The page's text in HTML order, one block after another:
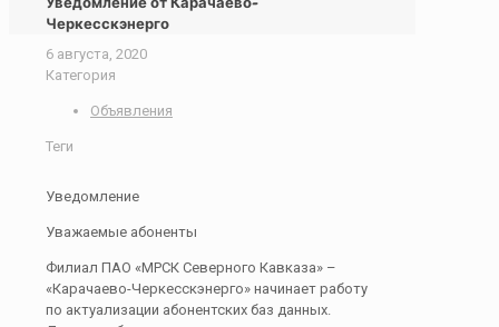
Черкесскэнерго
6 августа, 2020
Категория
Объявления
Теги
Уведомление
Уважаемые абоненты
Филиал ПАО «МРСК Северного Кавказа» –
«Карачаево-Черкесскэнерго» начинает работу
по актуализации абонентских баз данных.